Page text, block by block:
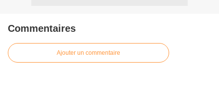
Commentaires
Ajouter un commentaire